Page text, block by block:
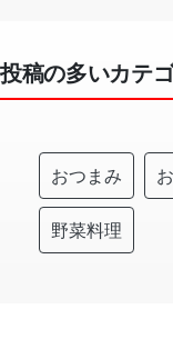
投稿の多いカテ
おつまみ
野菜料理